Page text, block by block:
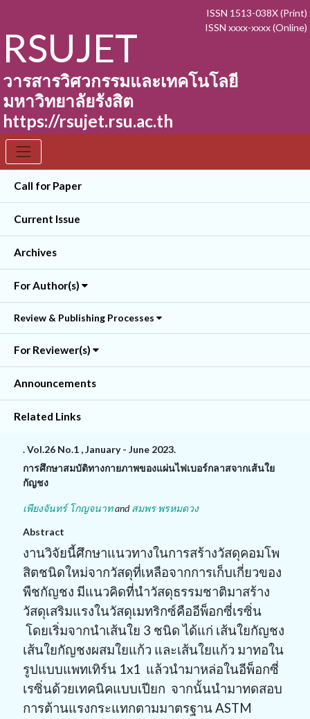
ISSN 1513-038X (Print)
ISSN xxxx-xxxx (Online)
RSUJET
วารสารวิศวกรรมและเทคโนโลยี
มหาวิทยาลัยรังสิต
https://rsujet.rsu.ac.th
Call for Paper
Current Issue
Archives
For Author(s)
Review & Publishing Processes
For Reviewer(s)
Announcements
Related Links
. Vol.26 No.1 , January - June 2023.
การศึกษาสมบัติทางกายภาพของแผ่นไฟเบอร์กลาสจากเส้นใย
กัญชง
เพียงจันทร์ โกญจนาทandสมพร พรหมดวง
Abstract
งานวิจัยนี้ศึกษาแนวทางในการสร้างวัสดุคอมโพ
สิตชนิดใหม่จากวัสดุที่เหลือจากการเก็บเกี่ยวของ
พืชกัญชง มีแนวคิดที่นำวัสดุธรรมชาติมาสร้าง
วัสดุเสริมแรงในวัสดุเมทริกซ์คืออีพ็อกซี่เรซิ่น
โดยเริ่มจากนำเส้นใย 3 ชนิด ได้แก่ เส้นใยกัญชง
เส้นใยกัญชงผสมใยแก้ว และเส้นใยแก้ว มาทอใน
รูปแบบแพทเทิร์น 1x1 แล้วนำมาหล่อในอีพ็อกซี่
เรซิ่นด้วยเทคนิคแบบเปียก จากนั้นนำมาทดสอบ
การต้านแรงกระแทกตามมาตรฐานASTM